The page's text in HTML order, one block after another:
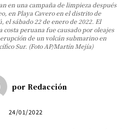
en una campaña de limpieza después
en Playa Cavero en el distrito de
el sábado 22 de enero de 2022. El
costa peruana fue causado por oleajes
de un volcán submarino en
Sur. (Foto AP/Martín Mejía)
por Redacción
24/01/2022